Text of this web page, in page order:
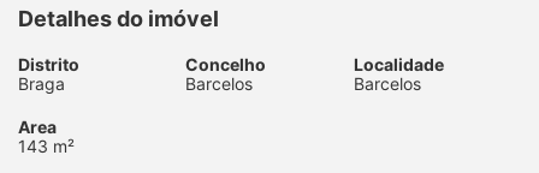
Detalhes do imóvel
Distrito
Braga
Concelho
Barcelos
Localidade
Barcelos
Area
143 m²